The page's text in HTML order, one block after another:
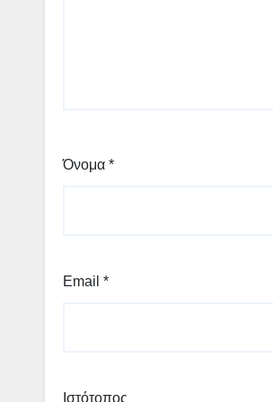
Όνομα *
Email *
Ιστότοπος